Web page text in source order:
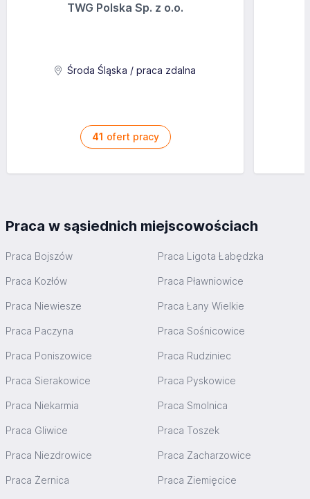
TWG Polska Sp. z o.o.
Środa Śląska / praca zdalna
41 ofert pracy
Praca w sąsiednich miejscowościach
Praca Bojszów Praca Ligota Łabędzka
Praca Kozłów Praca Pławniowice
Praca Niewiesze Praca Łany Wielkie
Praca Paczyna Praca Sośnicowice
Praca Poniszowice Praca Rudziniec
Praca Sierakowice Praca Pyskowice
Praca Niekarmia Praca Smolnica
Praca Gliwice Praca Toszek
Praca Niezdrowice Praca Zacharzowice
Praca Żernica Praca Ziemięcice